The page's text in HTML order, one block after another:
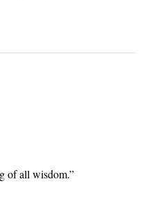
of all wisdom.”